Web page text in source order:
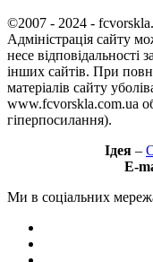
©2007 - 2024 -
Адміністрація сайту
несе відповідальності
інших сайтів. При
матеріалів сайту
www.fcvorskla.com.ua
гіперпосилання).
Ідея –
E-
Ми в соціальних